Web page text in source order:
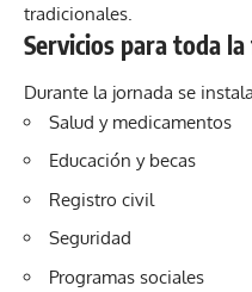
tradicionales.
Servicios para toda
Durante la jornada se
Salud y medicamentos
Educación y becas
Registro civil
Seguridad
Programas sociales